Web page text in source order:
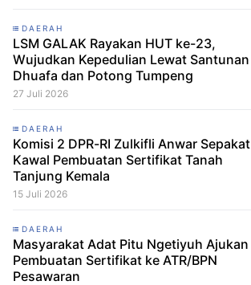
DAERAH
LSM GALAK Rayakan HUT ke-23,
Wujudkan Kepedulian Lewat Santunan
Dhuafa dan Potong Tumpeng
27 Juli 2026
DAERAH
Komisi 2 DPR-RI Zulkifli Anwar Sepakat
Kawal Pembuatan Sertifikat Tanah
Tanjung Kemala
15 Juli 2026
DAERAH
Masyarakat Adat Pitu Ngetiyuh Ajukan
Pembuatan Sertifikat ke ATR/BPN
Pesawaran